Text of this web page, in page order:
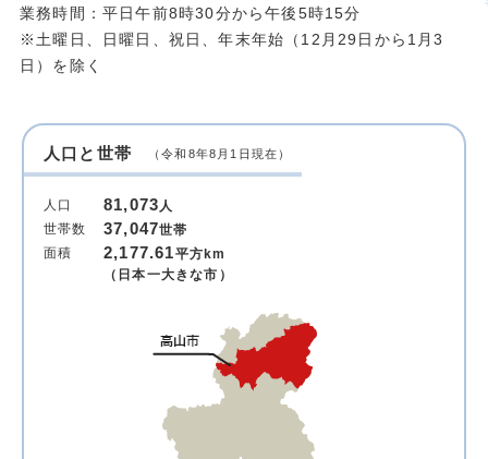
業務時間：平日午前8時30分から午後5時15分
※土曜日、日曜日、祝日、年末年始（12月29日から1月3
日）を除く
人口と世帯 （令和8年8月1日現在）
人口 81,073人
世帯数
37,047世帯
面積
2,177.61平方km
（日本一大きな市）